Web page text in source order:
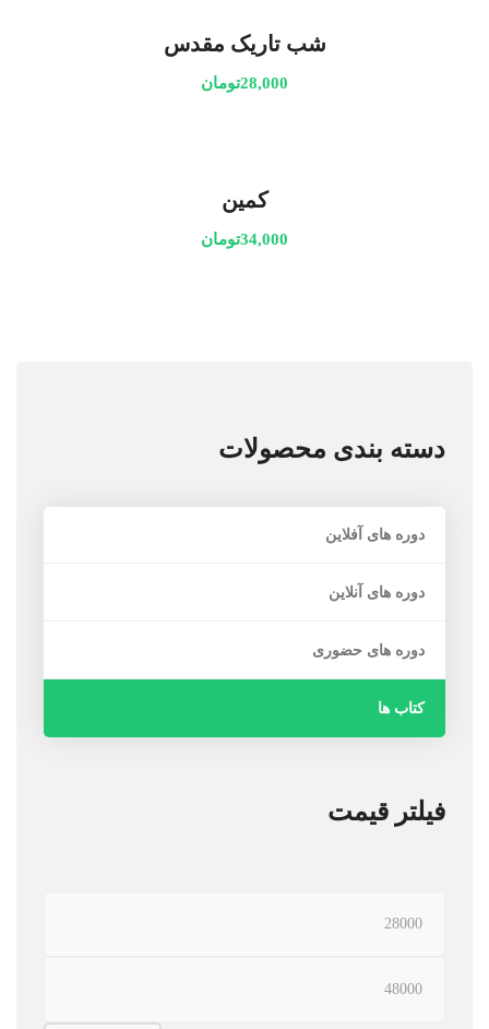
دسته بندی محصولات
دوره های آفلاین
دوره های آنلاین
دوره های حضوری
کتاب ها
فیلتر قیمت
قیمت
قيمت
شب تاریک مقدس
28,000تومان
کمین
34,000تومان